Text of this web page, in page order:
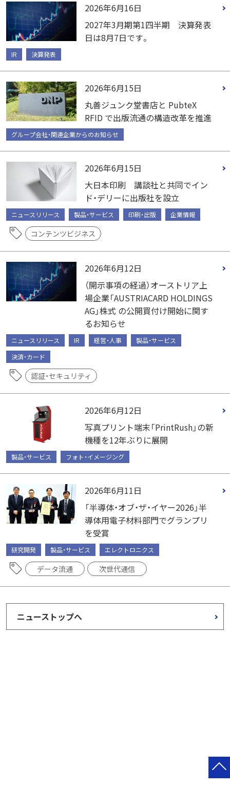
2026年6月16日
2027年3月期第1四半期 決算発表
日は8月7日です。
IR 決算発表
2026年6月15日
丸善ジュンク堂書店と PubteX
RFID で出版流通の構造改革を推進
グループ会社・関連企業からのお知らせ
2026年6月15日
大日本印刷 講談社と共同でイン
ド・デリーに出版社を設立
ニュースリリース 製品・サービス 印刷・出版 企業情報
コンテンツビジネス
2026年6月12日
（開示事項の経過）オーストリア上
場企業「AUSTRIACARD HOLDINGS
AG」株式 の公開買付け開始に関す
るお知らせ
ニュースリリース IR 経営・人事
製品・サービス
決済・カード
認証・セキュリティ
2026年6月12日
写真プリント端末「PrintRush」の新
機種を12年ぶりに展開
製品・サービス フォト・イメージング
2026年6月11日
「半導体・オブ・ザ・イヤー2026」半
導体用電子材料部門でグランプリ
を受賞
研究開発 製品・サービス エレクトロニクス
データ流通 次世代通信
ニューストップへ